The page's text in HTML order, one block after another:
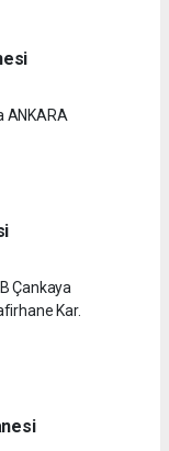
ANKARA
Çankaya
Kar.